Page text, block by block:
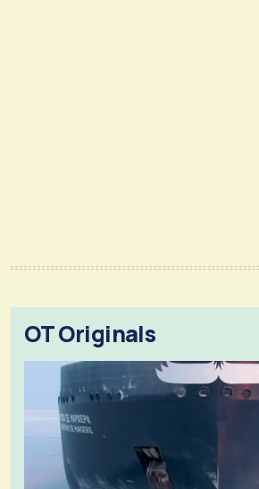
OT Originals